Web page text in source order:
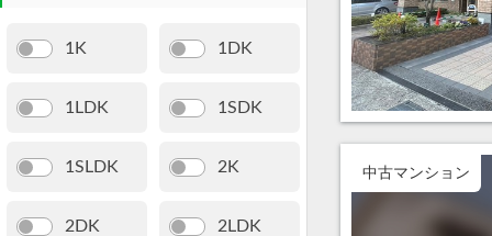
1K 1DK
1LDK 1SDK
1SLDK 2K
2DK 2LDK
中古マンション